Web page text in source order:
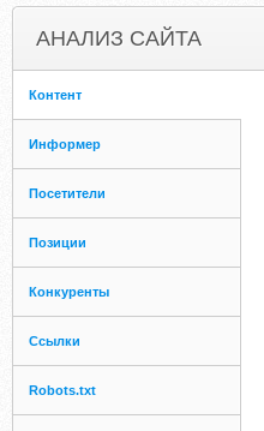
АНАЛИЗ САЙТА
Контент
Информер
Посетители
Позиции
Конкуренты
Ссылки
Robots.txt